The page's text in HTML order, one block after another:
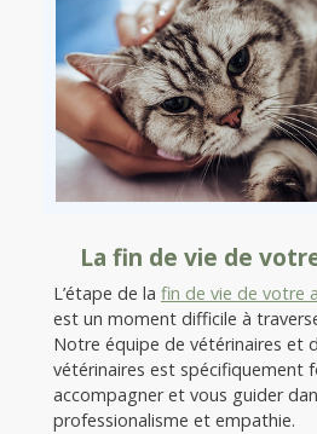
La fin de vie de
L’étape de la fin de vie de votre
est un moment difficile à
Notre équipe de vétérinaires et
vétérinaires est spécifiquement
accompagner et vous guider
professionalisme et empathie.